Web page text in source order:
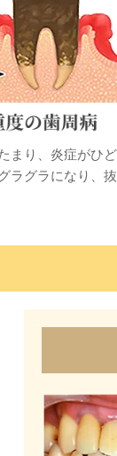
り、炎症がひ
グラになり、